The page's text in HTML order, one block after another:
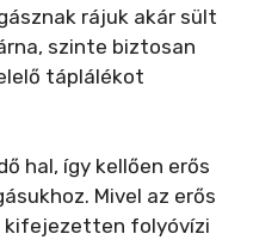
rájuk akár sült
szinte biztosan
táplálékot
hal, így kellően erős
Mivel az erős
kifejezetten folyóvízi